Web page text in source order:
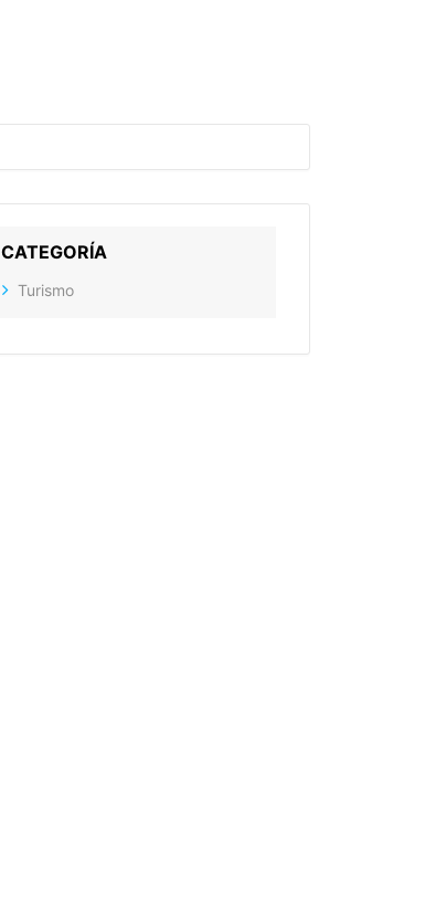
CATEGORÍA
Turismo